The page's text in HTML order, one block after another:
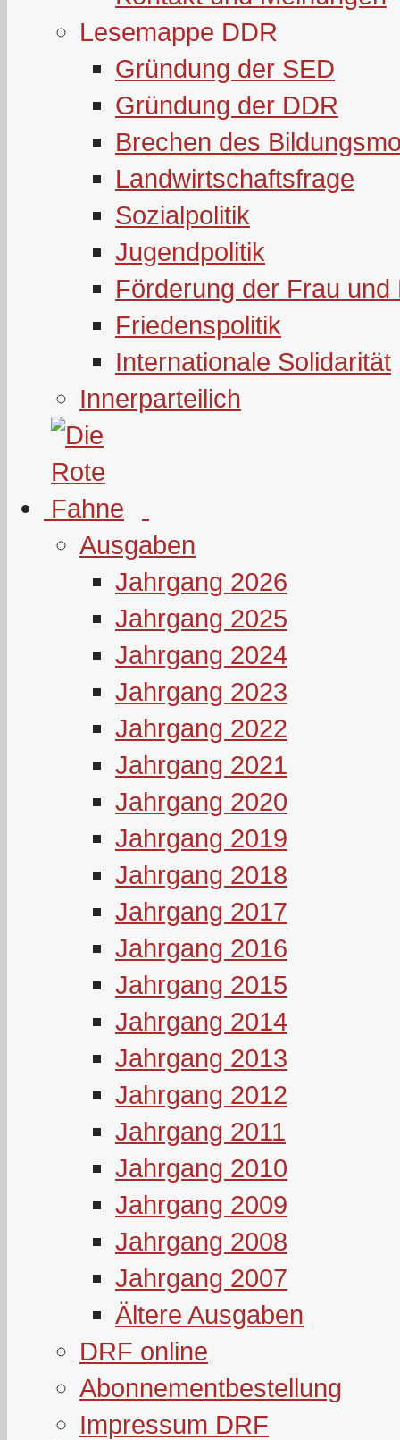
Lesemappe DDR
Gründung der SED
Gründung der DDR
Brechen des
Landwirtschaftsfrage
Sozialpolitik
Jugendpolitik
Förderung der Frau und
Friedenspolitik
Internationale Solidarität
Innerparteilich
Ausgaben
Jahrgang 2026
Jahrgang 2025
Jahrgang 2024
Jahrgang 2023
Jahrgang 2022
Jahrgang 2021
Jahrgang 2020
Jahrgang 2019
Jahrgang 2018
Jahrgang 2017
Jahrgang 2016
Jahrgang 2015
Jahrgang 2014
Jahrgang 2013
Jahrgang 2012
Jahrgang 2011
Jahrgang 2010
Jahrgang 2009
Jahrgang 2008
Jahrgang 2007
Ältere Ausgaben
DRF online
Abonnementbestellung
Impressum DRF